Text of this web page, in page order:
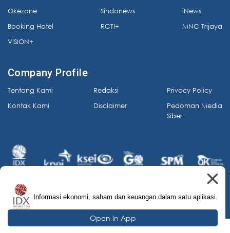
Okezone
Booking Hotel
VISION+
Sindonews
RCTI+
iNews
MNC Trijaya
Company Profile
Tentang Kami
Kontak Kami
Redaksi
Disclaimer
Privacy Policy
Pedoman Media
Siber
© 2026 IDX Channel. All Rights Reserved.
Informasi ekonomi, saham dan keuangan dalam satu aplikasi.
Open in App